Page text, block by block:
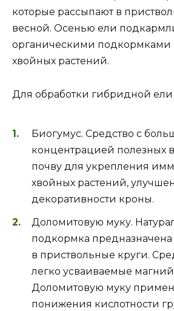
которые рассыпают в
весной. Осенью ели
органическими подкормками
хвойных растений.
Для обработки гибридной ели
Биогумус. Средство с
концентрацией полезных
почву для укрепления
хвойных растений,
декоративности кроны.
Доломитовую муку.
подкормка
в приствольные круги.
легко усваиваемые
Доломитовую муку
понижения кислотности